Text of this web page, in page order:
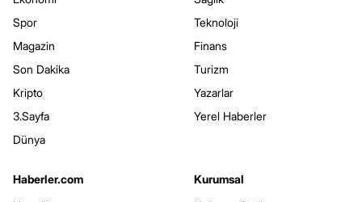
Spor
Magazin
Son Dakika
Kripto
3.Sayfa
Dünya
Teknoloji
Finans
Turizm
Yazarlar
Yerel Haberler
Haberler.com
Kurumsal